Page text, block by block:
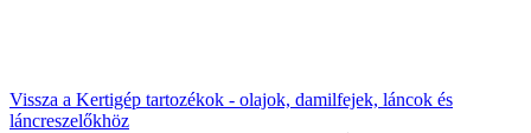
Vissza a Kertigép tartozékok - olajok, damilfejek, láncok és
láncreszelőkhöz